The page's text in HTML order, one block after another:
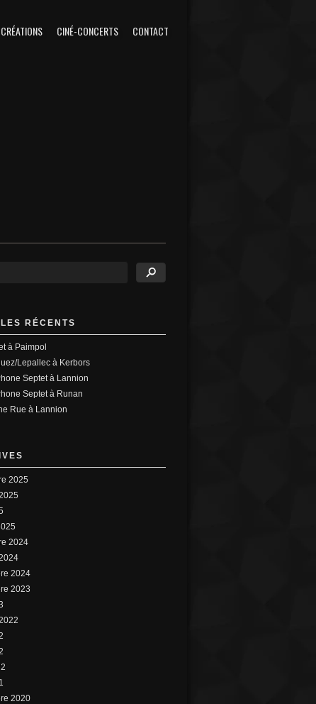
CRÉATIONS CINÉ-CONCERTS CONTACT
RÉCENTS
à Paimpol
Lepallec à Kerbors
Septet à Lannion
Septet à Runan
Rue à Lannion
2025
2024
2024
2023
2020